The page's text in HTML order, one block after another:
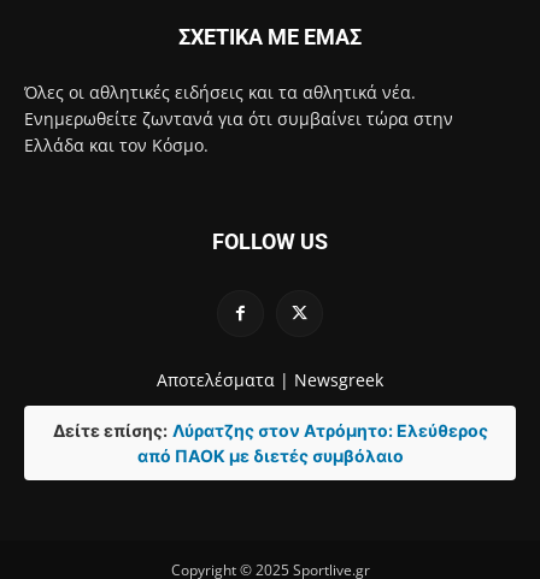
ΣΧΕΤΙΚΑ ΜΕ ΕΜΑΣ
Όλες οι αθλητικές ειδήσεις και τα αθλητικά νέα.
Ενημερωθείτε ζωντανά για ότι συμβαίνει τώρα στην
Ελλάδα και τον Κόσμο.
FOLLOW US
Αποτελέσματα | Newsgreek
Δείτε επίσης: Λύρατζης στον Ατρόμητο: Ελεύθερος
από ΠΑΟΚ με διετές συμβόλαιο
Copyright © 2025 Sportlive.gr